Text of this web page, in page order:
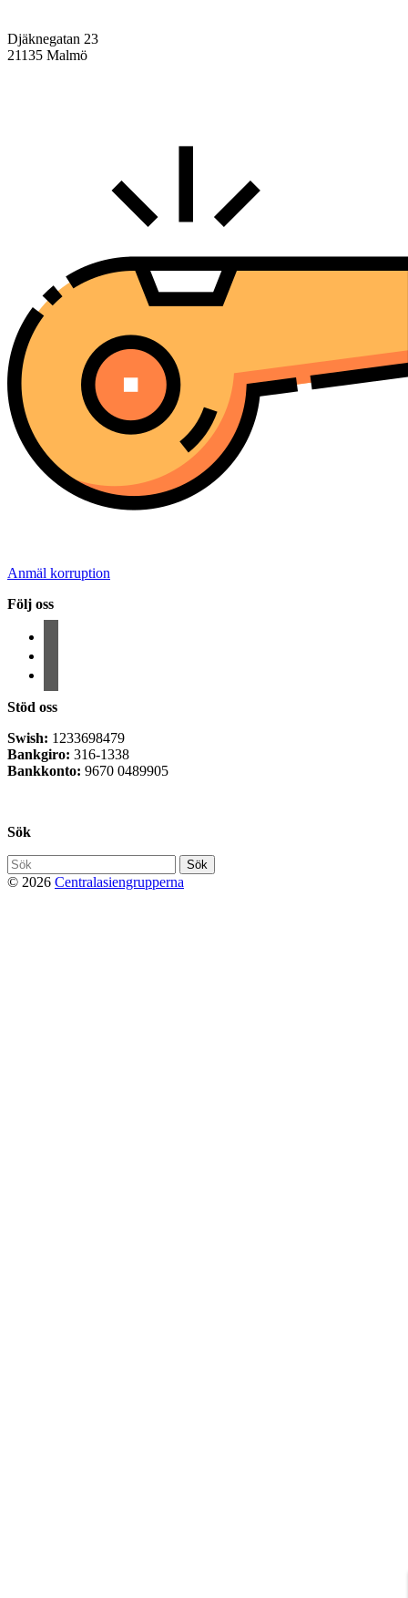
Djäknegatan 23
21135 Malmö
Anmäl korruption
Följ oss
alt
Stöd oss
Swish: 1233698479
Bankgiro: 316-1338
Bankkonto: 9670 0489905
Sök
Söka
efter...
© 2026 Centralasiengrupperna